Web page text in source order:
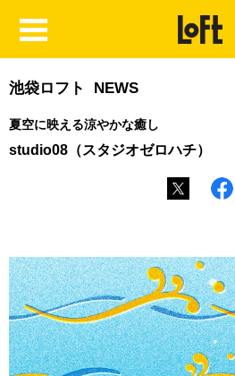
池袋ロフト NEWS
夏空に映える涼やかな癒し
studio08（スタジオゼロハチ）